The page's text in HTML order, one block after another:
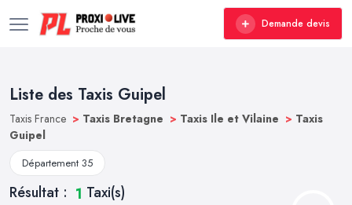
Demande devis
Liste des Taxis Guipel
Taxis France > Taxis Bretagne > Taxis Ile et Vilaine > Taxis
Guipel
Département 35
Résultat : 1 Taxi(s)